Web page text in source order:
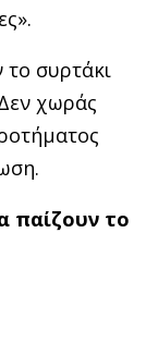
το συρτάκι
χωράς
παίζουν το